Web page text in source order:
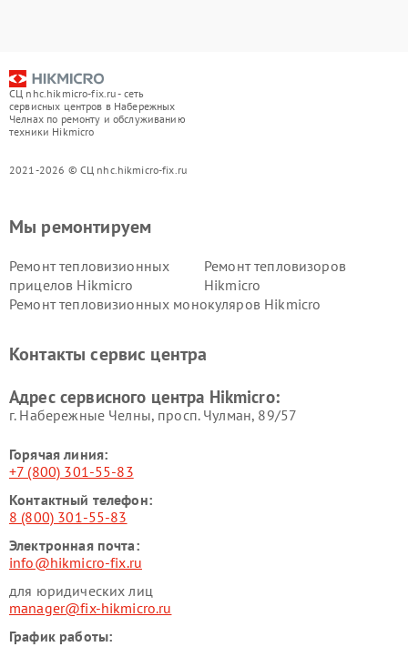
СЦ nhc.hikmicro-fix.ru - сеть
сервисных центров в Набережных
Челнах по ремонту и обслуживанию
техники Hikmicro
2021-2026 © СЦ nhc.hikmicro-fix.ru
Мы ремонтируем
Ремонт тепловизионных
прицелов Hikmicro
Ремонт тепловизоров
Hikmicro
Ремонт тепловизионных монокуляров Hikmicro
Контакты сервис центра
Адрес сервисного центра Hikmicro:
г. Набережные Челны, просп. Чулман, 89/57
Горячая линия:
+7 (800) 301-55-83
Контактный телефон:
8 (800) 301-55-83
Электронная почта:
info@hikmicro-fix.ru
для юридических лиц
manager@fix-hikmicro.ru
График работы: